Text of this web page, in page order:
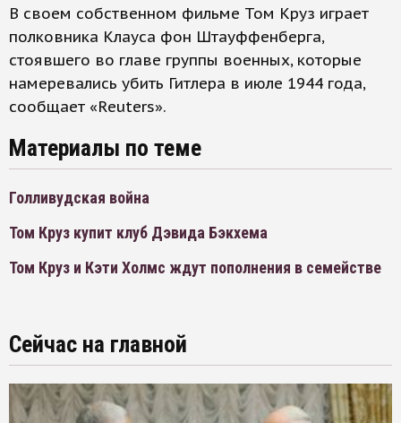
В своем собственном фильме Том Круз играет
полковника Клауса фон Штауффенберга,
стоявшего во главе группы военных, которые
намеревались убить Гитлера в июле 1944 года,
сообщает «Reuters».
Материалы по теме
Голливудская война
Том Круз купит клуб Дэвида Бэкхема
Том Круз и Кэти Холмс ждут пополнения в семействе
Сейчас на главной